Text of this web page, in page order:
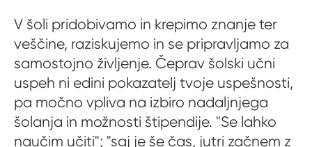
V šoli pridobivamo in krepimo znanje ter
veščine, raziskujemo in se pripravljamo za
samostojno življenje. Čeprav šolski učni
uspeh ni edini pokazatelj tvoje uspešnosti,
pa močno vpliva na izbiro nadaljnjega
šolanja in možnosti štipendije. "Se lahko
naučim učiti"; "saj je še čas, jutri začnem z